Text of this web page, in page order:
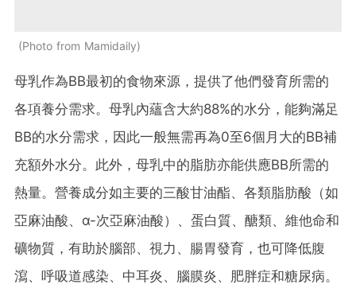
Photo from Mamidaily
母乳作為BB最初的食物來源，提供了他們發育所需的
各項養分需求。母乳內蘊含大約88%的水分，能夠滿足
BB的水分需求，因此一般無需再為0至6個月大的BB補
充額外水分。此外，母乳中的脂肪亦能供應BB所需的
熱量。營養成分如主要的三酸甘油酯、各類脂肪酸（如
亞麻油酸、α-次亞麻油酸）、蛋白質、醣類、維他命和
礦物質，有助於腦部、視力、腸胃發育，也可降低腹
瀉、呼吸道感染、中耳炎、腦膜炎、肥胖症和糖尿病。